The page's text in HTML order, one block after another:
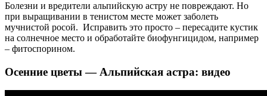
Болезни и вредители альпийскую астру не повреждают. Но
при выращивании в тенистом месте может заболеть
мучнистой росой. Исправить это просто – пересадите кустик
на солнечное место и обработайте биофунгицидом, например
– фитоспорином.
Осенние цветы — Альпийская астра: видео